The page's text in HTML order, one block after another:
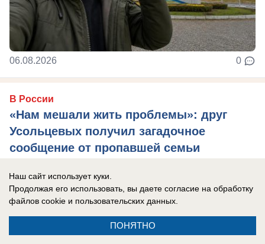
06.08.2026 0
В России
«Нам мешали жить проблемы»: друг
Усольцевых получил загадочное
сообщение от пропавшей семьи
спустя 10 месяцев после исчезновения.
Наш сайт использует куки.
Продолжая его использовать, вы даете согласие на обработку
файлов cookie и пользовательских данных.
ПОНЯТНО